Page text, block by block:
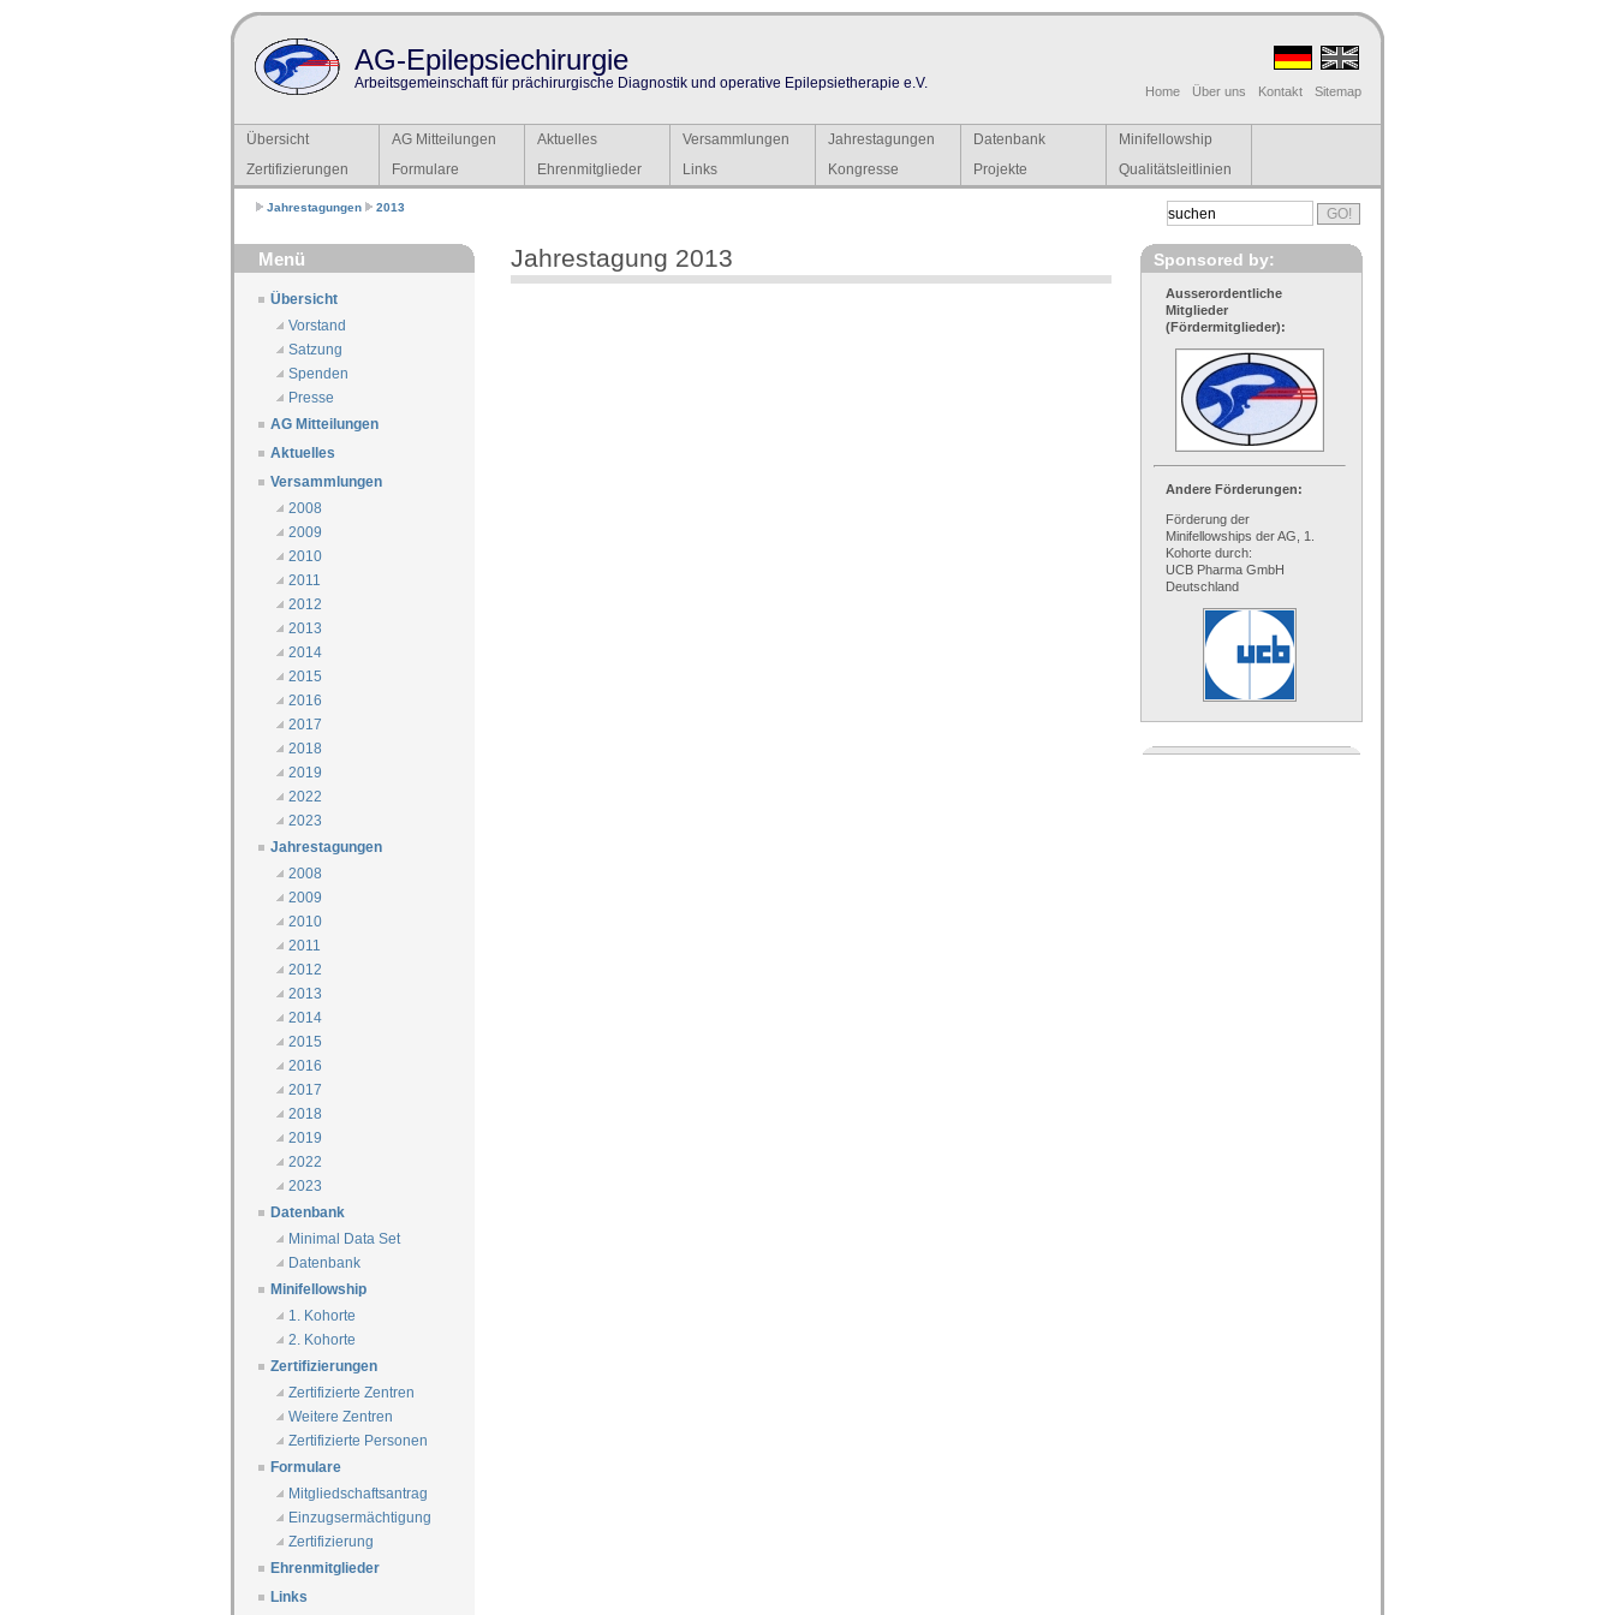
AG-Epilepsiechirurgie
Arbeitsgemeinschaft für prächirurgische Diagnostik und operative Epilepsietherapie e.V. Home Über uns Kontakt Sitemap
Übersicht AG Mitteilungen Aktuelles Versammlungen Jahrestagungen Datenbank
Minifellowship
Zertifizierungen
Formulare Ehrenmitglieder Links Kongresse Projekte Qualitätsleitlinien
Jahrestagungen 2013
Menü
Übersicht
Vorstand
Satzung
Spenden
Presse
AG Mitteilungen
Aktuelles
Versammlungen
2008
2009
2010
2011
2012
2013
2014
2015
2016
2017
2018
2019
2022
2023
Jahrestagungen
2008
2009
2010
2011
2012
2013
2014
2015
2016
2017
2018
2019
2022
2023
Datenbank
Minimal Data Set
Datenbank
Minifellowship
1. Kohorte
2. Kohorte
Zertifizierungen
Zertifizierte Zentren
Weitere Zentren
Zertifizierte Personen
Formulare
Mitgliedschaftsantrag
Einzugsermächtigung
Zertifizierung
Ehrenmitglieder
Links
Jahrestagung 2013 Sponsored by:
Ausserordentliche
Mitglieder
(Fördermitglieder):
Andere Förderungen:
Förderung der
Minifellowships der AG, 1.
Kohorte durch:
UCB Pharma GmbH
Deutschland